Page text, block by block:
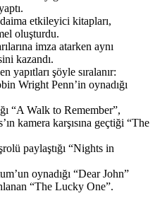
etkileyici kitapları,
oluşturdu.
imza atarken aynı
kazandı.
yapıtları şöyle sıralanır:
Wright Penn’in oynadığı
“A Walk to Remember”,
kamera karşısına geçtiği “The
paylaştığı “Nights in
oynadığı “Dear John”
“The Lucky One”.